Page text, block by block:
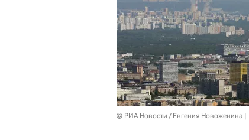
© РИА Новости / Евгения Новоженина